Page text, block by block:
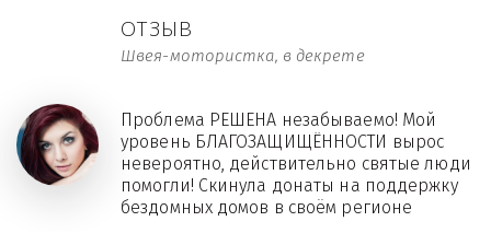
ОТЗЫВ
Швея-мотористка, в декрете
Проблема РЕШЕНА незабываемо! Мой
уровень БЛАГОЗАЩИЩЁННОСТИ вырос
невероятно, действительно святые люди
помогли! Скинула донаты на поддержку
бездомных домов в своём регионе